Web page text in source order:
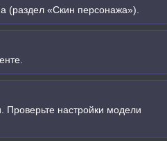
(раздел «Скин персонажа»).
Проверьте настройки модели